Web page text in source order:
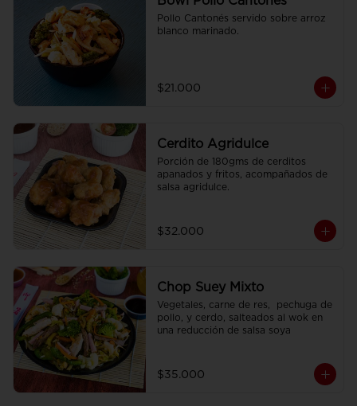
Pollo Cantonés servido sobre arroz
blanco marinado.
$21.000
Cerdito Agridulce
Porción de 180gms de cerditos
apanados y fritos, acompañados de
salsa agridulce.
$32.000
Chop Suey Mixto
Vegetales, carne de res,  pechuga de
pollo, y cerdo, salteados al wok en
una reducción de salsa soya
$35.000